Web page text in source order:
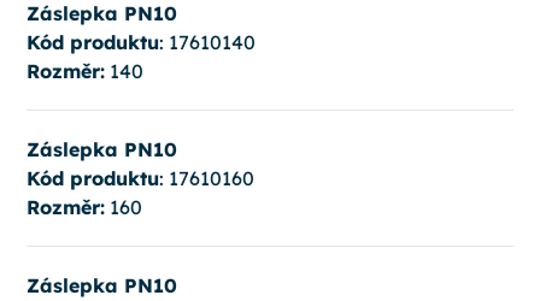
Záslepka PN10
Kód produktu: 17610140
Rozměr:140
Záslepka PN10
Kód produktu: 17610160
Rozměr:160
Záslepka PN10